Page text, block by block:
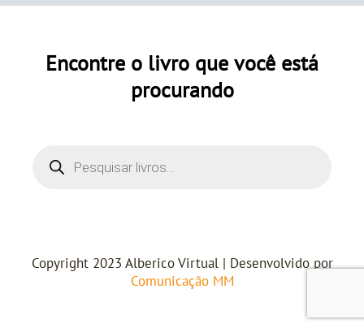
Encontre o livro que você está
procurando
Copyright 2023 Alberico Virtual | Desenvolvido por
Comunicação MM